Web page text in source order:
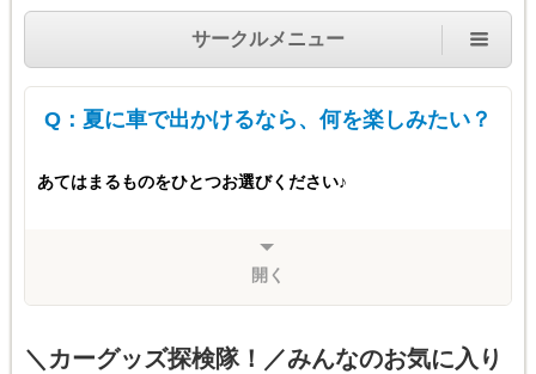
サークルメニュー
Q：夏に車で出かけるなら、何を楽しみたい？
あてはまるものをひとつお選びください♪
開く
＼カーグッズ探検隊！／みんなのお気に入り